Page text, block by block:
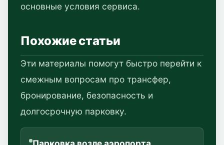
основные условия сервиса.
Похожие статьи
Эти материалы помогут быстро перейти к
смежным вопросам про трансфер,
бронирование, безопасность и
долгосрочную парковку.